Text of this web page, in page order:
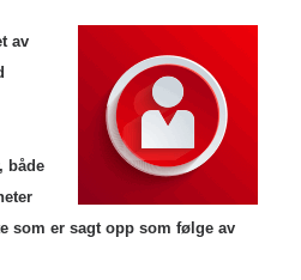
av
både
som er sagt opp som følge av